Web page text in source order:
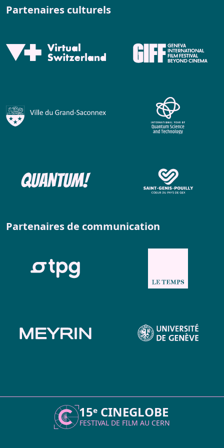
Partenaires culturels
Partenaires de communication
15ᵉ CINEGLOBE
FESTIVAL DE FILM AUCERN